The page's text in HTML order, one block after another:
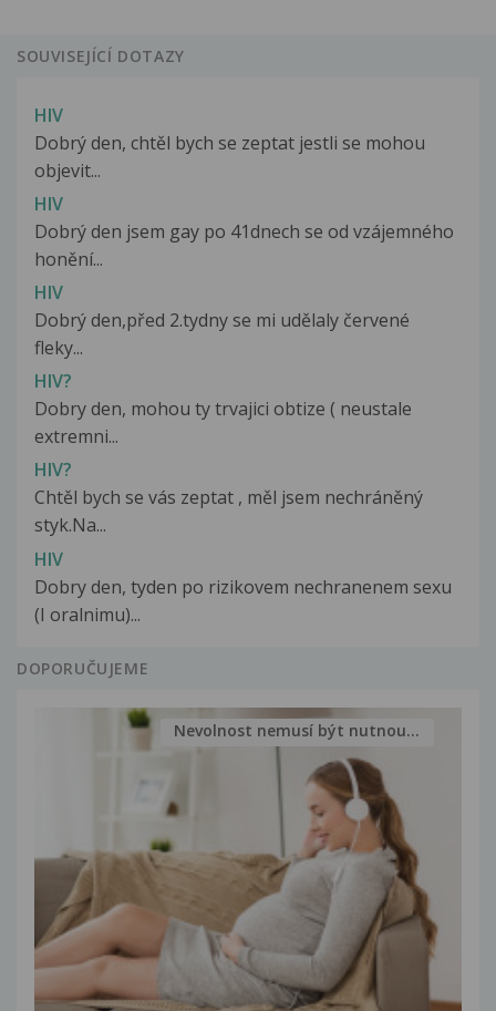
SOUVISEJÍCÍ DOTAZY
HIV
Dobrý den, chtěl bych se zeptat jestli se mohou
objevit...
HIV
Dobrý den jsem gay po 41dnech se od vzájemného
honění...
HIV
Dobrý den,před 2.tydny se mi udělaly červené
fleky...
HIV?
Dobry den, mohou ty trvajici obtize ( neustale
extremni...
HIV?
Chtěl bych se vás zeptat , měl jsem nechráněný
styk.Na...
HIV
Dobry den, tyden po rizikovem nechranenem sexu
(I oralnimu)...
DOPORUČUJEME
Nevolnost nemusí být nutnou...